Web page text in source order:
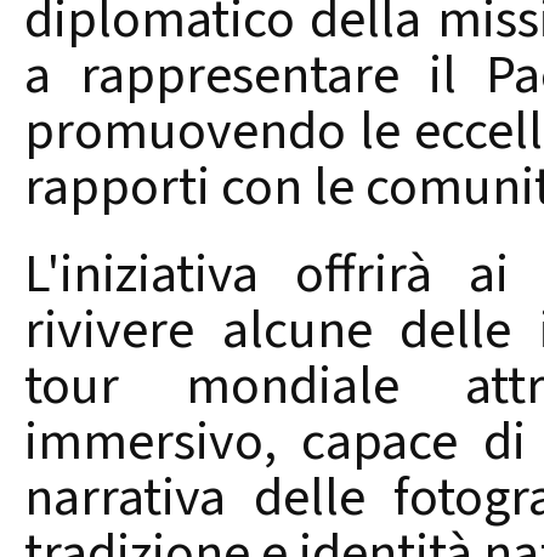
diplomatico della
a rappresentare il
promuovendo le
rapporti con le
L'iniziativa offrirà
rivivere alcune
tour mondiale
immersivo, capace
narrativa delle